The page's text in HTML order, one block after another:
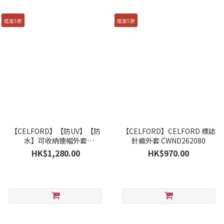
低至5折
【CELFORD】【防UV】【防
水】可收納連帽外套
CWFJ262040
HK$1,280.00
低至5折
【CELFORD】CELFORD 標誌
針織外套 CWND262080
HK$970.00